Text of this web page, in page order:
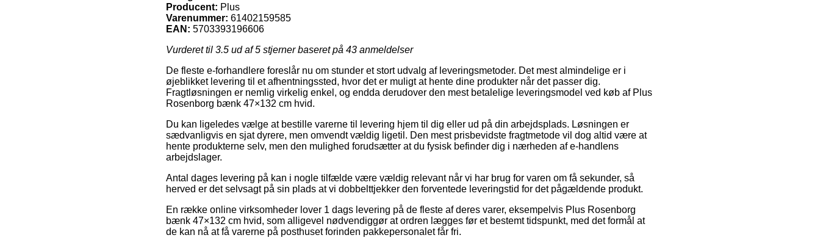
Producent: Plus
Varenummer: 61402159585
EAN: 5703393196606
Vurderet til 3.5 ud af 5 stjerner baseret på 43 anmeldelser
De fleste e-forhandlere foreslår nu om stunder et stort udvalg af leveringsmetoder. Det mest almindelige er i
øjeblikket levering til et afhentningssted, hvor det er muligt at hente dine produkter når det passer dig.
Fragtløsningen er nemlig virkelig enkel, og endda derudover den mest betalelige leveringsmodel ved køb af Plus
Rosenborg bænk 47×132 cm hvid.
Du kan ligeledes vælge at bestille varerne til levering hjem til dig eller ud på din arbejdsplads. Løsningen er
sædvanligvis en sjat dyrere, men omvendt vældig ligetil. Den mest prisbevidste fragtmetode vil dog altid være at
hente produkterne selv, men den mulighed forudsætter at du fysisk befinder dig i nærheden af e-handlens
arbejdslager.
Antal dages levering på kan i nogle tilfælde være vældig relevant når vi har brug for varen om få sekunder, så
herved er det selvsagt på sin plads at vi dobbelttjekker den forventede leveringstid for det pågældende produkt.
En række online virksomheder lover 1 dags levering på de fleste af deres varer, eksempelvis Plus Rosenborg
bænk 47×132 cm hvid, som alligevel nødvendiggør at ordren lægges før et bestemt tidspunkt, med det formål at
de kan nå at få varerne på posthuset forinden pakkepersonalet får fri.